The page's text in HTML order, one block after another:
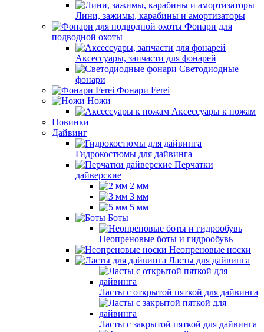
Лини, зажимы, карабины и амортизаторы
Фонари для
подводной охоты
Аксессуары, запчасти для фонарей
Светодиодные
фонари
Фонари Ferei
Ножи
Аксессуары к ножам
Новинки
Дайвинг
Гидрокостюмы для дайвинга
Перчатки
дайверские
2 мм
3 мм
5 мм
Боты
Неопреновые боты и гидрообувь
Неопреновые носки
Ласты для дайвинга
Ласты с открытой пяткой для дайвинга
Ласты с закрытой пяткой для дайвинга